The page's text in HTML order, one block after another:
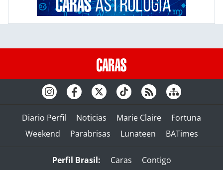
Diario Perfil Noticias Marie Claire
Fortuna
Weekend
Parabrisas Lunateen BATimes
Perfil Brasil: Caras
Contigo